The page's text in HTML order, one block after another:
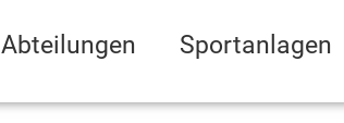
Abteilungen Sportanlagen